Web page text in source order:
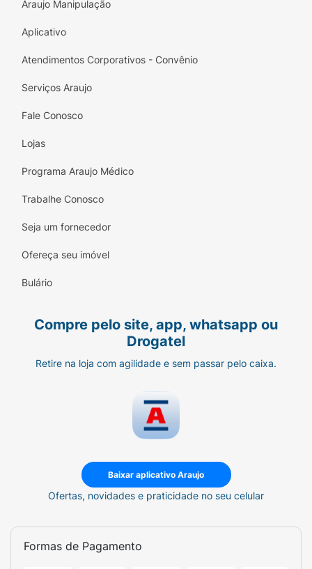
Araujo Manipulação
Aplicativo
Atendimentos Corporativos - Convênio
Serviços Araujo
Fale Conosco
Lojas
Programa Araujo Médico
Trabalhe Conosco
Seja um fornecedor
Ofereça seu imóvel
Bulário
Compre pelo site, app, whatsapp ou
Drogatel
Retire na loja com agilidade e sem passar pelo caixa.
Baixar aplicativo Araujo
Ofertas, novidades e praticidade no seu celular
Formas de Pagamento